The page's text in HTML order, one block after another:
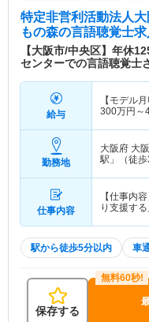
特定非営利活動法人
もの森の言語聴覚士
【大阪市/中央区】年休
センターでの言語聴覚士
給与
【モデル月
300万円～
勤務地
大阪府 大
駅」（徒
仕事内容
【仕事内
り支援す
駅から徒歩5分以内 車
保存する